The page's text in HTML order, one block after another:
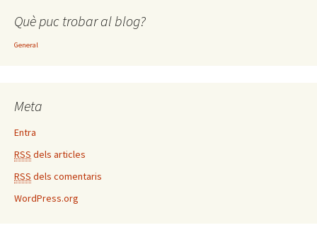
Què puc trobar al blog?
General
Meta
Entra
RSS dels articles
RSS dels comentaris
WordPress.org